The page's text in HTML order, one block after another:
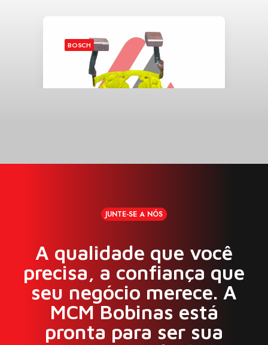
BOSCH
BOBINA DE CAMPO - JF - 12V -
(COM 02 SAÍDAS/CORDOALHAS,
C/…
Ver produto
JUNTE-SE A NÓS
A qualidade que você
precisa, a confiança que
seu negócio merece. A
MCM Bobinas está
pronta para ser sua